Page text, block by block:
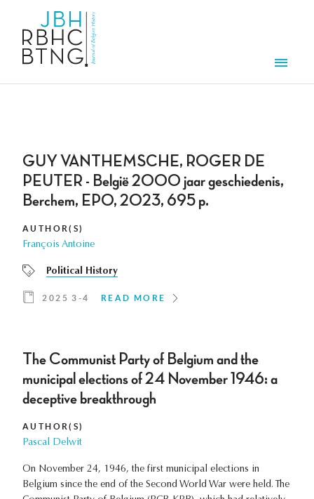
GUY VANTHEMSCHE, ROGER DE
PEUTER - België 2000 jaar geschiedenis,
Berchem, EPO, 2023, 695 p.
AUTHOR(S)
François Antoine
Political History
2025 3-4 READ MORE
The Communist Party of Belgium and the
municipal elections of 24 November 1946: a
deceptive breakthrough
AUTHOR(S)
Pascal Delwit
On November 24, 1946, the first municipal elections in
Belgium since the end of the Second World War were held. The